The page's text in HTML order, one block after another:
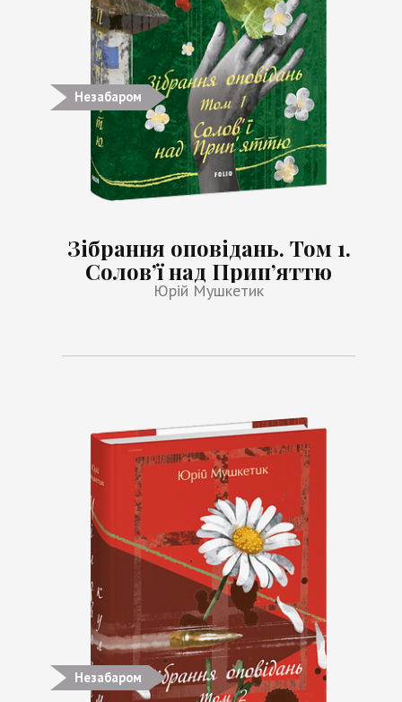
Незабаром
Зібрання оповідань. Том 1.
Солов’ї над Прип’яттю
Юрій Мушкетик
Незабаром